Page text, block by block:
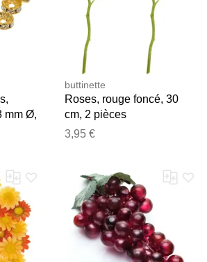
mm Ø,
buttinette
Roses, rouge foncé, 30
cm, 2 pièces
3,95 €